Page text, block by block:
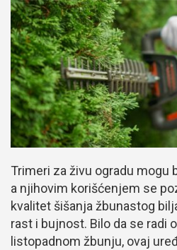
Trimeri za živu ogradu mogu
a njihovim korišćenjem se
kvalitet šišanja žbunastog
rast i bujnost. Bilo da se radi
listopadnom žbunju, ovaj